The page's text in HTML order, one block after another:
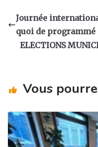
a
g
ra
e
b
o
Journée
quoi de programmé
ELECTIONS
Vous